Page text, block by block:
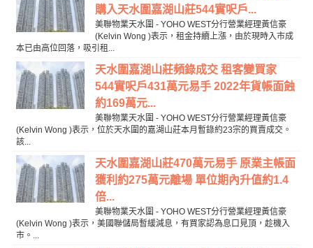
購入天水圍嘉湖山莊544實呎戶...
美聯物業天水圍 - YOHO WEST分行營業經理黃信豪
(Kelvin Wong )表示，租金持續上漲，由於現時入市成
本已由高位回落，吸引租...
天水圍嘉湖山莊頻錄成交 租客變買家
544實呎戶431萬元易手 2022年貨帳面蝕
約169萬元...
美聯物業天水圍 - YOHO WEST分行營業經理黃信豪
(Kelvin Wong )表示，位於天水圍的嘉湖山莊本月暫錄約23宗的買賣成交。
該...
天水圍嘉湖山莊470萬元易手 原業主帳面
獲利約275萬元離場 單位期內升值約1.4
倍...
美聯物業天水圍 - YOHO WEST分行營業經理黃信豪
(Kelvin Wong )表示，美國聯儲局暫緩減息，有買家認為息口見頂，趁機入
市。...